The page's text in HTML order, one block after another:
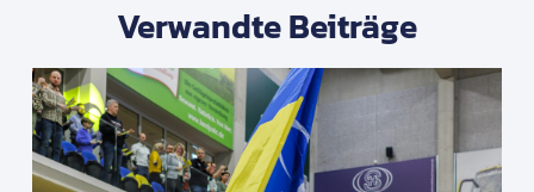
Verwandte Beiträge